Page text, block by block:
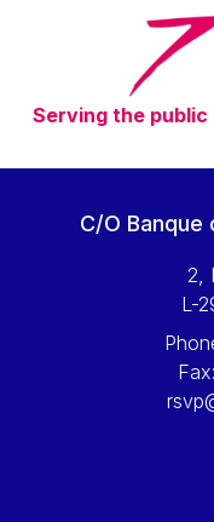
Vaclav
Vassilios
Vítor
Viviane
Walter
Wolfgang
Yossi Beillin
Yves
Serving the
C/O
2,
L-
Fax: